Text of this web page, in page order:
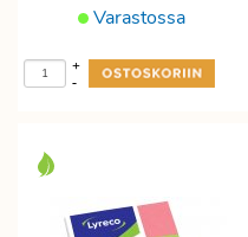
Varastossa
-
+